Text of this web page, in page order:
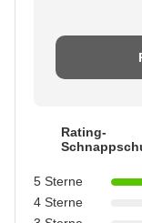
Rating-
5 Sterne
4 Sterne